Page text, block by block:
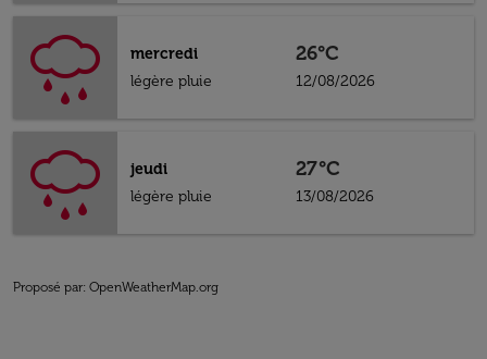
mercredi
légère pluie
26°C
12/08/2026
jeudi
légère pluie
27°C
13/08/2026
Proposé par: OpenWeatherMap.org